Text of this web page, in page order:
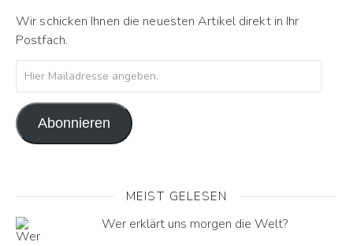
Wir schicken Ihnen die neuesten Artikel direkt in Ihr
Postfach.
Hier Mailadresse angeben.
Abonnieren
MEIST GELESEN
Wer erklärt uns morgen die Welt?